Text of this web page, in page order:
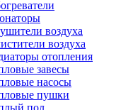
воздуха
воздуха
отопления
завесы
насосы
пушки
пол